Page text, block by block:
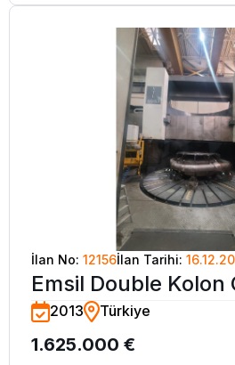
İlan No: 12156İlan Tarihi:
Emsil Double Kolon
VTL-6063 CNC Dik
2013 Türkiye
1.625.000 €